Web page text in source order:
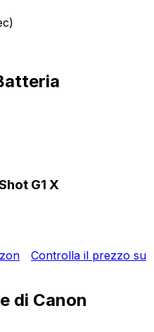
G1 X
Controlla il prezzo su
di Canon